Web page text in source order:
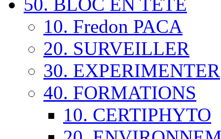
50. BLOC EN TETE
10. Fredon PACA
20. SURVEILLER
30. EXPERIMENTER
40. FORMATIONS
10. CERTIPHYTO